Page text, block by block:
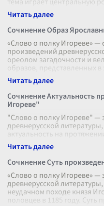
произведение проникнуто
Сочинение Образ
«Слово о полку Игореве»
произведений
ореолом загадочности и
образов, представленных в
Сочинение Актуальность
Игореве"
"Слово о полку Игореве" —
древнерусской
актуальность на
веке, оно не только
Сочинение Суть
«Слово о полку Игореве»
древнерусской
неудачном походе князя
половцев в 1185 году. Суть